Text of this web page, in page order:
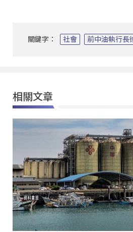
關鍵字： 社會 前中油執行長
相關文章